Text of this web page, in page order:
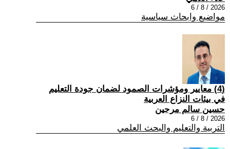
2026 / 8 / 6
مواضيع وابحاث سياسية
(4) معايير ومؤشرات الصمود لضمان جودة التعليم
في بيئات النزاع العربية
حسين سالم مرجين
2026 / 8 / 6
التربية والتعليم والبحث العلمي